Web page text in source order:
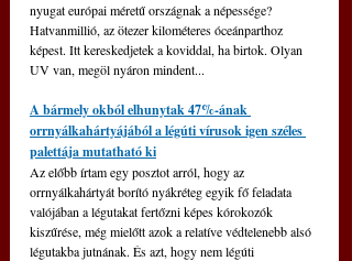
nyugat európai méretű országnak a népessége?
Hatvanmillió, az ötezer kilométeres óceánparthoz
képest. Itt kereskedjetek a koviddal, ha birtok. Olyan
UV van, megöl nyáron mindent...
A bármely okból elhunytak 47%-ának
orrnyálkahártyájából a légúti vírusok igen széles
palettája mutatható ki
Az előbb írtam egy posztot arról, hogy az
orrnyálkahártyát borító nyákréteg egyik fő feladata
valójában a légutakat fertőzni képes kórokozók
kiszűrése, még mielőtt azok a relatíve védtelenebb alsó
légutakba jutnának. És azt, hogy nem légúti